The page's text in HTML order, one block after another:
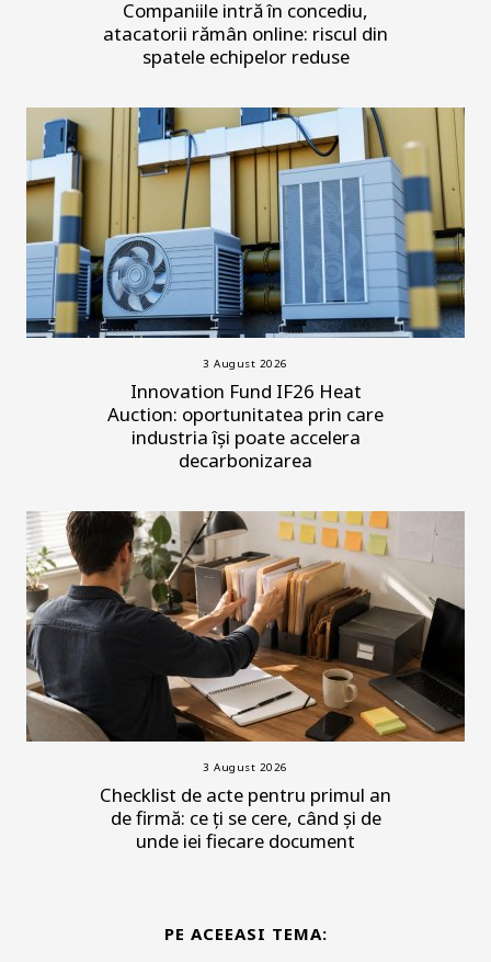
Companiile intră în concediu,
atacatorii rămân online: riscul din
spatele echipelor reduse
3 August 2026
Innovation Fund IF26 Heat
Auction: oportunitatea prin care
industria își poate accelera
decarbonizarea
3 August 2026
Checklist de acte pentru primul an
de firmă: ce ți se cere, când și de
unde iei fiecare document
PE ACEEASI TEMA: